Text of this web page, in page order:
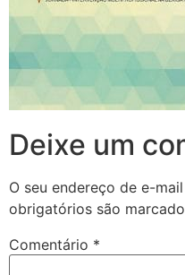
Deixe um
O seu endereço de e-
obrigatórios são
Comentário *